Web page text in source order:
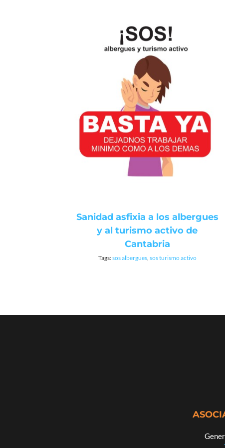
Sanidad asfixia a los albergues
y al turismo activo de
Cantabria
Tags:sos albergues, sos turismo activo